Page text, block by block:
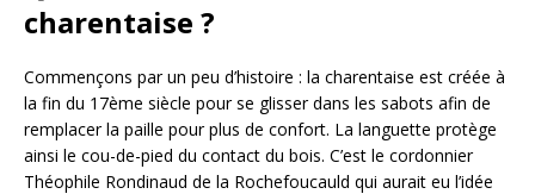
charentaise ?
Commençons par un peu d’histoire : la charentaise est créée à
la fin du 17ème siècle pour se glisser dans les sabots afin de
remplacer la paille pour plus de confort. La languette protège
ainsi le cou-de-pied du contact du bois. C’est le cordonnier
Théophile Rondinaud de la Rochefoucauld qui aurait eu l’idée